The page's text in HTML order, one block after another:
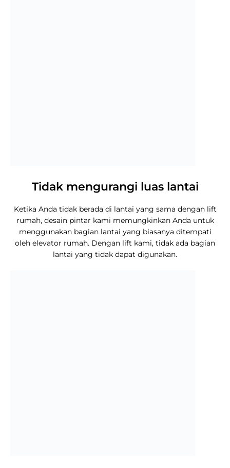
Tidak mengurangi luas lantai
Ketika Anda tidak berada di lantai yang sama dengan lift
rumah, desain pintar kami memungkinkan Anda untuk
menggunakan bagian lantai yang biasanya ditempati
oleh elevator rumah. Dengan lift kami, tidak ada bagian
lantai yang tidak dapat digunakan.